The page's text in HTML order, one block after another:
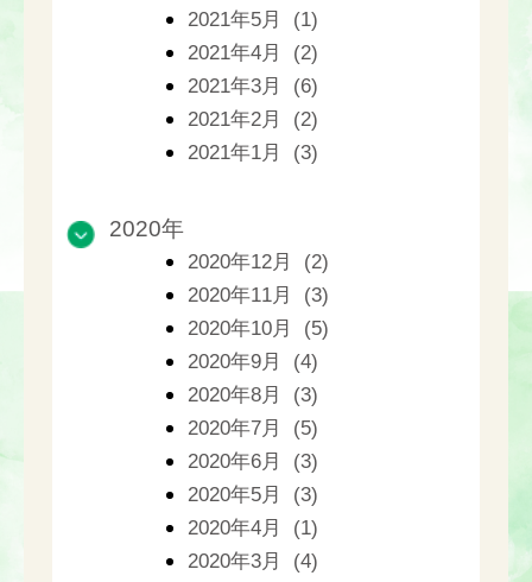
2021年5月 (1)
2021年4月 (2)
2021年3月 (6)
2021年2月 (2)
2021年1月 (3)
2020年
2020年12月 (2)
2020年11月 (3)
2020年10月 (5)
2020年9月 (4)
2020年8月 (3)
2020年7月 (5)
2020年6月 (3)
2020年5月 (3)
2020年4月 (1)
2020年3月 (4)